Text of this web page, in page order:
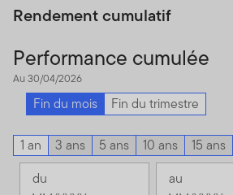
Rendement cumulatif
Performance cumulée
Au 30/04/2026
Fin du mois Fin du trimestre
1 an 3 ans 5 ans 10 ans 15 ans
du
au